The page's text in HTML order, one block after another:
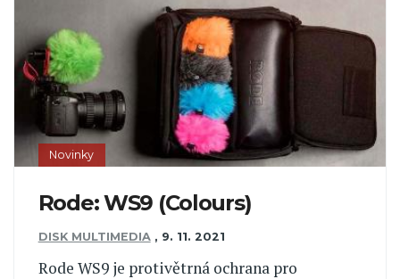
Novinky
Rode: WS9 (Colours)
DISK MULTIMEDIA , 9. 11. 2021
Rode WS9 je protivětrná ochrana pro